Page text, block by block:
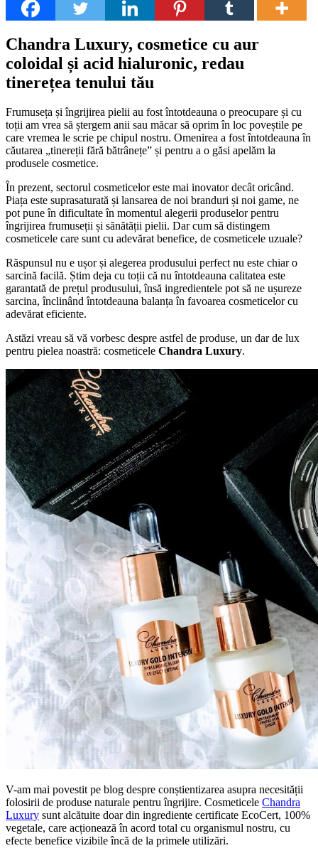
Chandra Luxury, cosmetice cu aur
coloidal și acid hialuronic, redau
tinerețea tenului tău
Frumuseța și îngrijirea pielii au fost întotdeauna o preocupare și cu
toții am vrea să ștergem anii sau măcar să oprim în loc poveștile pe
care vremea le scrie pe chipul nostru. Omenirea a fost întotdeauna în
căutarea „tinereții fără bătrânețe” și pentru a o găsi apelăm la
produsele cosmetice.
În prezent, sectorul cosmeticelor este mai inovator decât oricând.
Piața este suprasaturată și lansarea de noi branduri și noi game, ne
pot pune în dificultate în momentul alegerii produselor pentru
îngrijirea frumuseții și sănătății pielii. Dar cum să distingem
cosmeticele care sunt cu adevărat benefice, de cosmeticele uzuale?
Răspunsul nu e ușor și alegerea produsului perfect nu este chiar o
sarcină facilă. Știm deja cu toții că nu întotdeauna calitatea este
garantată de prețul produsului, însă ingredientele pot să ne ușureze
sarcina, înclinând întotdeauna balanța în favoarea cosmeticelor cu
adevărat eficiente.
Astăzi vreau să vă vorbesc despre astfel de produse, un dar de lux
pentru pielea noastră: cosmeticele Chandra Luxury.
V-am mai povestit pe blog despre conștientizarea asupra necesității
folosirii de produse naturale pentru îngrijire. Cosmeticele Chandra
Luxury sunt alcătuite doar din ingrediente certificate EcoCert, 100%
vegetale, care acționează în acord total cu organismul nostru, cu
efecte benefice vizibile încă de la primele utilizări.